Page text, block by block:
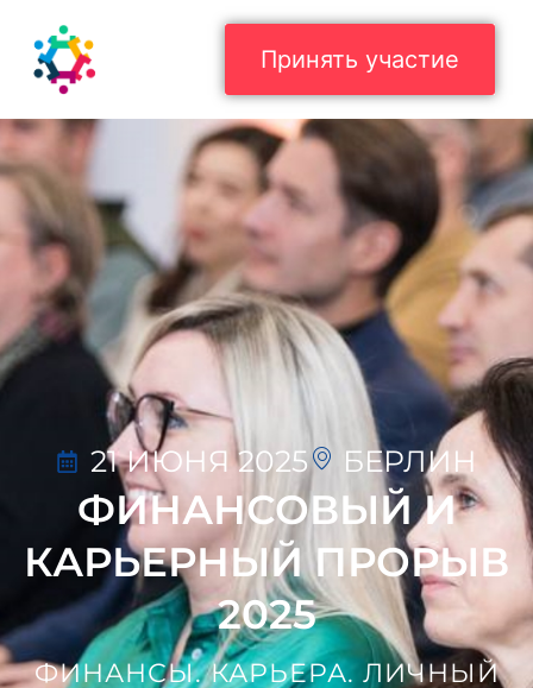
Принять участие
21 ИЮНЯ 2025 БЕРЛИН
ФИНАНСОВЫЙ И
КАРЬЕРНЫЙ ПРОРЫВ
2025
ФИНАНСЫ. КАРЬЕРА. ЛИЧНЫЙ